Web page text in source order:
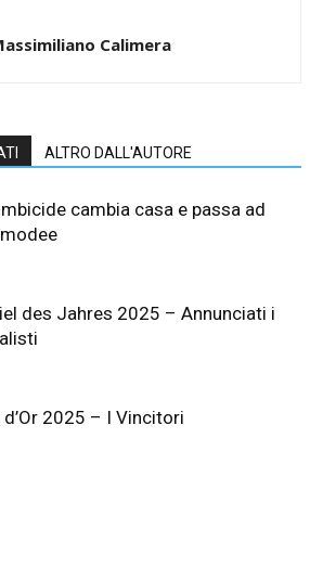
Calimera
ALTRO DALL'AUTORE
cambia casa e passa ad
des Jahres 2025 – Annunciati i
d’Or 2025 – I Vincitori